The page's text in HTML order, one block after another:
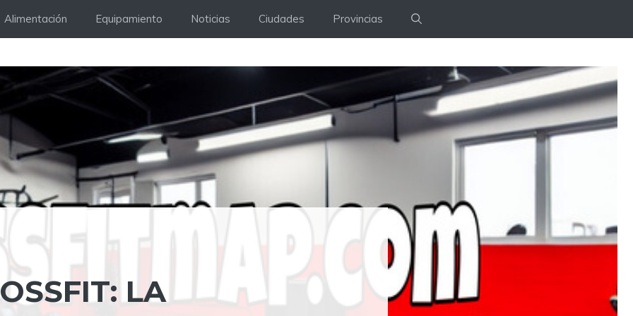
Alimentación Equipamiento Noticias Ciudades Provincias
LA